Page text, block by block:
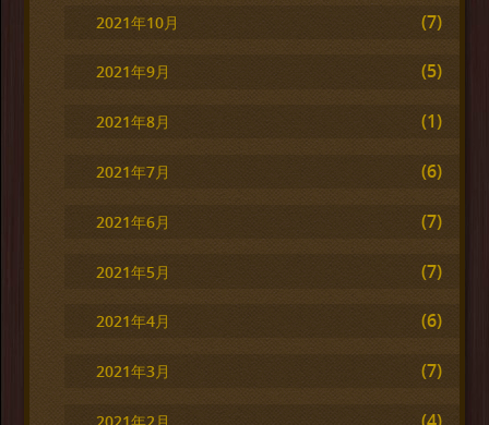
2021年10月 (7)
2021年9月 (5)
2021年8月 (1)
2021年7月 (6)
2021年6月 (7)
2021年5月 (7)
2021年4月 (6)
2021年3月 (7)